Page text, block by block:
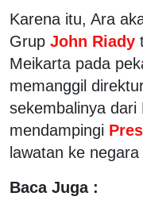
Karena itu, Ara
Grup John Riady
Meikarta pada
memanggil
sekembalinya
mendampingi
lawatan ke
Baca Juga :